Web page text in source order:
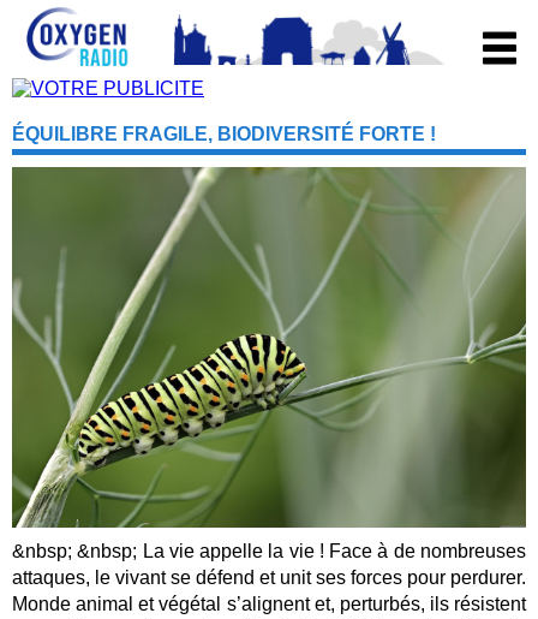
ÉQUILIBRE FRAGILE, BIODIVERSITÉ FORTE !
&nbsp; &nbsp; La vie appelle la vie ! Face à de nombreuses
attaques, le vivant se défend et unit ses forces pour perdurer.
Monde animal et végétal s’alignent et, perturbés, ils résistent